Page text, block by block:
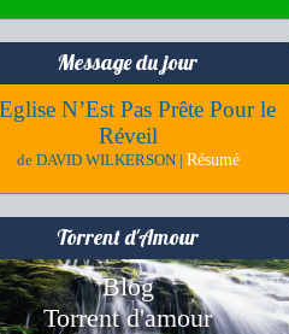
Message du jour
N’Est Pas Prête Pour le
Réveil
de DAVID WILKERSON | Résumé
Torrent d'Amour
Blog
Torrent d'amour